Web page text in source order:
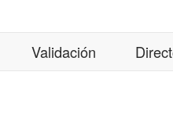
Validación